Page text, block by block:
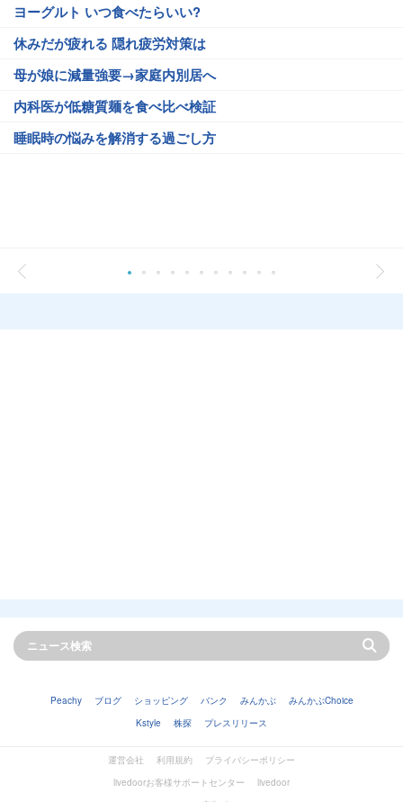
ヨーグルト いつ食べたらいい?
休みだが疲れる 隠れ疲労対策は
母が娘に減量強要→家庭内別居へ
内科医が低糖質麺を食べ比べ検証
睡眠時の悩みを解消する過ごし方
Peachy ブログ ショッピング バンク みんかぶ
みんかぶChoice
Kstyle
株探 プレスリリース
運営会社 利用規約
プライバシーポリシー
livedoorお客様サポートセンター
livedoor